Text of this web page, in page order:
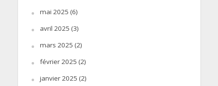
mai 2025 (6)
avril 2025 (3)
mars 2025 (2)
février 2025 (2)
janvier 2025 (2)